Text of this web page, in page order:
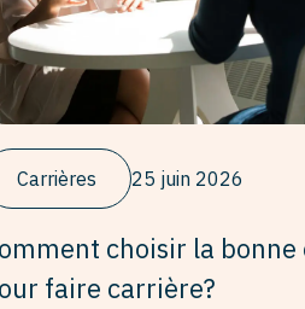
Carrières 25 juin 2026
choisir la
faire carrière?